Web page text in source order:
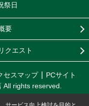
祭日
要
クエスト
セスマップ
PCサイト
rights reserved.